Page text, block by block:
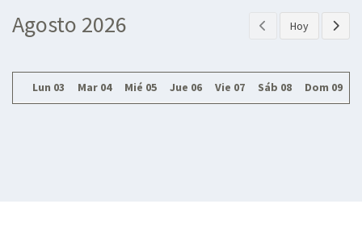
Agosto 2026 Hoy
Lun 03 Mar 04 Mié 05 Jue 06 Vie 07 Sáb 08 Dom 09